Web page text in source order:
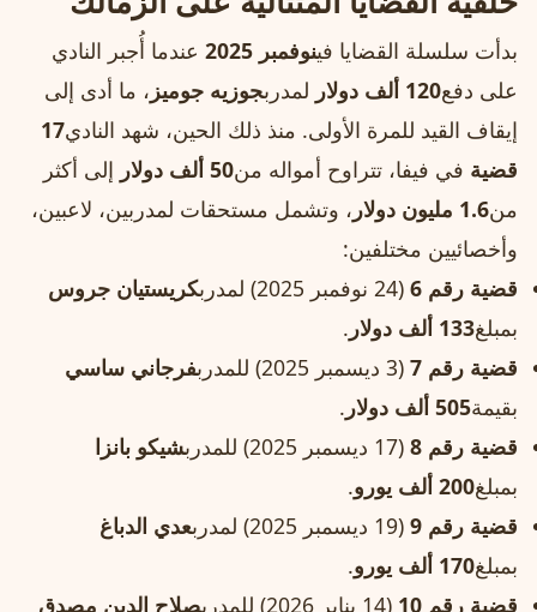
بدأت سلسلة القضايا فينوفمبر 2025
عندما أُجبر النادي
على دفع120 ألف دولار لمدربجوزيه جوميز ، ما أدى إلى
إيقاف القيد للمرة الأولى. منذ ذلك الحين، شهد النادي17
قضية في فيفا، تتراوح أمواله من50 ألف دولار
إلى أكثر
من1.6 مليون دولار
، وتشمل مستحقات لمدربين، لاعبين،
وأخصائيين مختلفين:
قضية رقم 6
(24 نوفمبر 2025) لمدرب
كريستيان جروس
بمبلغ133 ألف دولار
.
قضية رقم 7
(3 ديسمبر 2025) للمدرب
فرجاني ساسي
بقيمة505 ألف دولار
.
قضية رقم 8
(17 ديسمبر 2025) للمدرب
شيكو بانزا
بمبلغ200 ألف يورو
.
قضية رقم 9
(19 ديسمبر 2025) لمدرب
عدي الدباغ
بمبلغ170 ألف يورو
.
قضية رقم 10
(14 يناير 2026) للمدرب
صلاح الدين مصدق